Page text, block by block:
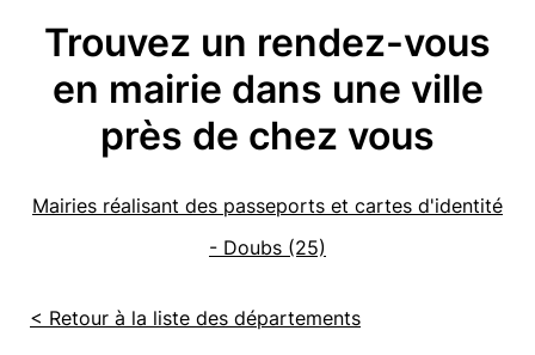
Trouvez un rendez-vous
en mairie dans une ville
près de chez vous
Mairies réalisant des passeports et cartes d'identité
- Doubs (25)
< Retour à la liste des départements